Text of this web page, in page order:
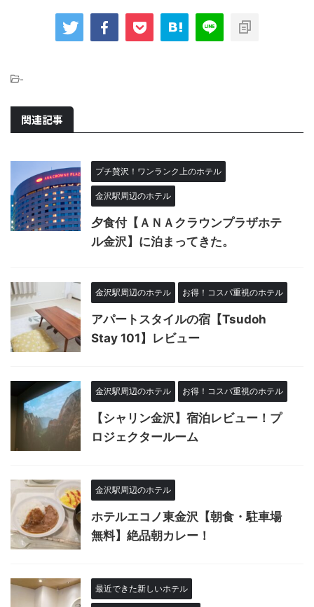
-
関連記事
プチ贅沢！ワンランク上のホテル
金沢駅周辺のホテル
夕食付【ＡＮＡクラウンプラザホテ
ル金沢】に泊まってきた。
金沢駅周辺のホテル お得！コスパ重視のホテル
アパートスタイルの宿【Tsudoh
Stay 101】レビュー
金沢駅周辺のホテル お得！コスパ重視のホテル
【シャリン金沢】宿泊レビュー！プ
ロジェクタールーム
金沢駅周辺のホテル
ホテルエコノ東金沢【朝食・駐車場
無料】絶品朝カレー！
最近できた新しいホテル